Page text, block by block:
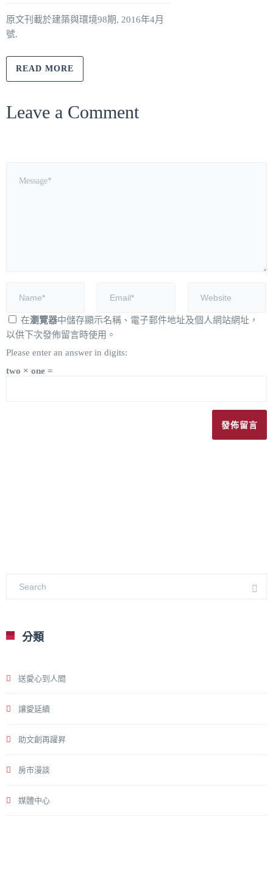
原文刊載於建築與環境98期, 2016年4月
號.
READ MORE
Leave a Comment
在瀏覽器中儲存顯示名稱、電子郵件地址及個人網站網址，
以供下次發佈留言時使用。
Please enter an answer in digits:
two × one =
分類
送愛心到人間
讓愛延續
助文創再躍昇
房市漫談
媒體中心